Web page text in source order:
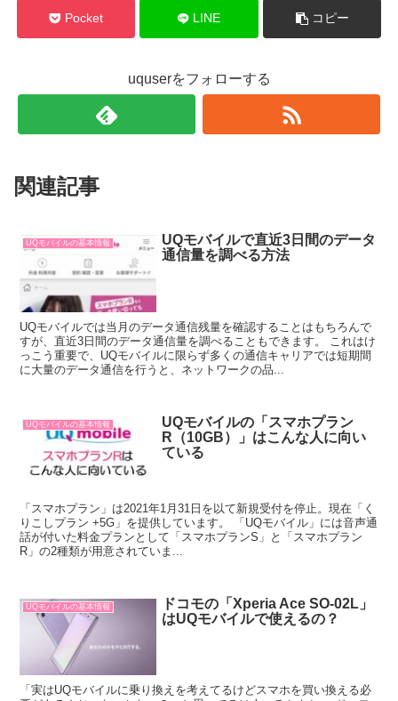
Pocket LINE コピー
uquserをフォローする
関連記事
UQモバイルの基本情報
UQモバイルで直近3日間のデータ
通信量を調べる方法
UQモバイルでは当月のデータ通信残量を確認することはもちろんで
すが、直近3日間のデータ通信量を調べることもできます。 これはけ
っこう重要で、UQモバイルに限らず多くの通信キャリアでは短期間
に大量のデータ通信を行うと、ネットワークの品...
UQモバイルの基本情報
UQモバイルの「スマホプラン
R（10GB）」はこんな人に向い
ている
「スマホプラン」は2021年1月31日を以て新規受付を停止。現在「く
りこしプラン +5G」を提供しています。 「UQモバイル」には音声通
話が付いた料金プランとして「スマホプランS」と「スマホプラン
R」の2種類が用意されていま...
UQモバイルの基本情報
ドコモの「Xperia Ace SO-02L」
はUQモバイルで使えるの？
「実はUQモバイルに乗り換えを考えてるけどスマホを買い換える必